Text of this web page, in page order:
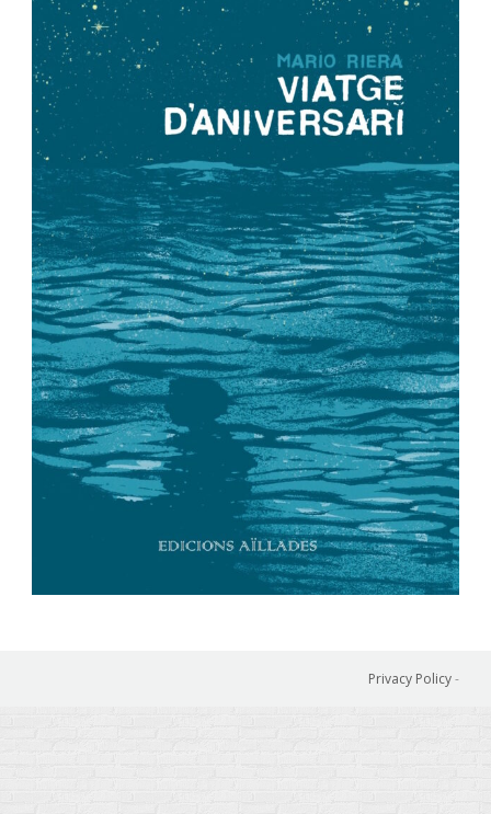
Privacy Policy-